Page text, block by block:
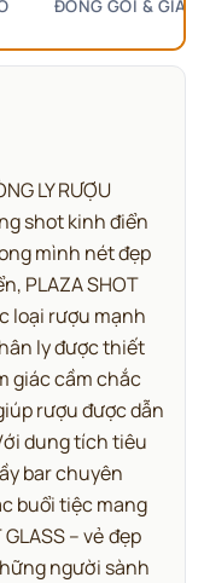
ĐÓNG GÓI & GIAO
LY RƯỢU
shot kinh điển
mình nét đẹp
PLAZA SHOT
loại rượu mạnh
ly được thiết
giác cầm chắc
rượu được dẫn
dung tích tiêu
bar chuyên
buổi tiệc mang
GLASS – vẻ đẹp
người sành